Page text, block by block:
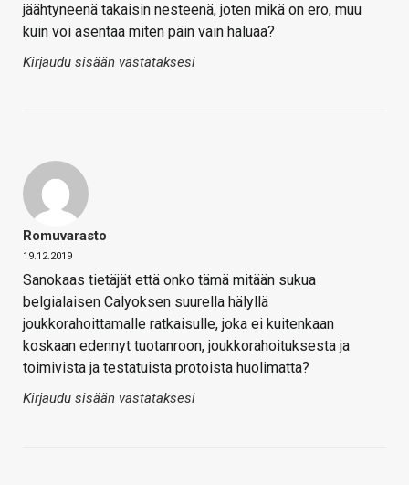
jäähtyneenä takaisin nesteenä, joten mikä on ero, muu
kuin voi asentaa miten päin vain haluaa?
Kirjaudu sisään vastataksesi
Romuvarasto
19.12.2019
Sanokaas tietäjät että onko tämä mitään sukua
belgialaisen Calyoksen suurella hälyllä
joukkorahoittamalle ratkaisulle, joka ei kuitenkaan
koskaan edennyt tuotanroon, joukkorahoituksesta ja
toimivista ja testatuista protoista huolimatta?
Kirjaudu sisään vastataksesi